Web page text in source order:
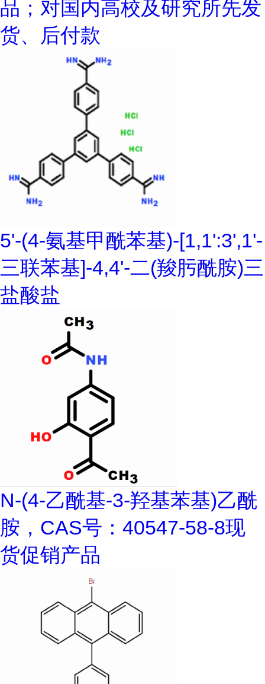
品；对国内高校及研究所先发
货、后付款
5'-(4-氨基甲酰苯基)-[1,1':3',1'-
三联苯基]-4,4'-二(羧肟酰胺)三
盐酸盐
N-(4-乙酰基-3-羟基苯基)乙酰
胺，CAS号：40547-58-8现
货促销产品